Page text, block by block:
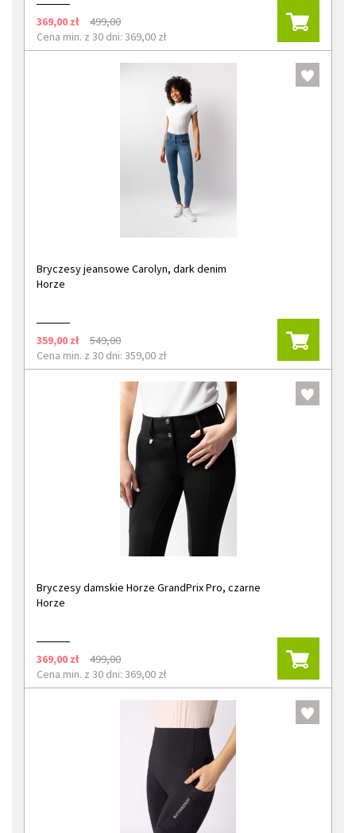
369,00 zł
499,00
Cena min. z 30 dni: 369,00 zł
Bryczesy jeansowe Carolyn, dark denim
Horze
359,00 zł
549,00
Cena min. z 30 dni: 359,00 zł
Bryczesy damskie Horze GrandPrix Pro, czarne
Horze
369,00 zł
499,00
Cena min. z 30 dni: 369,00 zł